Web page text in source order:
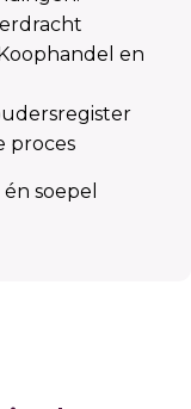
en
proces
soepel